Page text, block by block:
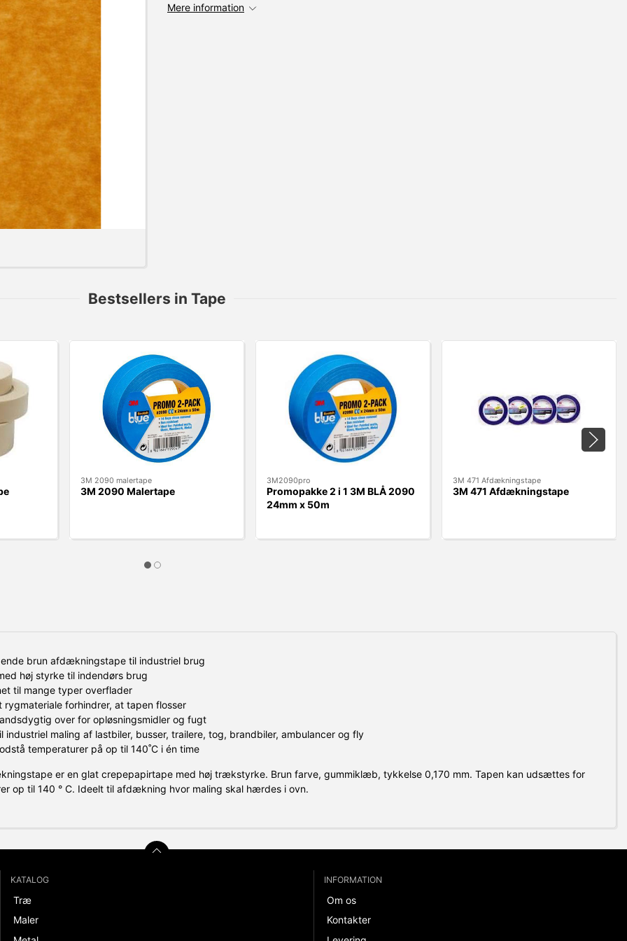
Mere information
Bestsellers in Tape
3M 2090 malertape
3M 2090 Malertape
3M2090pro
Promopakke 2 i 1 3M BLÅ 2090
24mm x 50m
3M 471 Afdækningstape
3M 471 Afdækningstape
brun afdækningstape til industriel brug
høj styrke til indendørs brug
til mange typer overflader
forhindrer, at tapen flosser
over for opløsningsmidler og fugt
industriel maling af lastbiler, busser, trailere, tog, brandbiler, ambulancer og fly
temperaturer på op til 140˚C i én time
er en glat crepepapirtape med høj trækstyrke. Brun farve, gummiklæb, tykkelse 0,170 mm. Tapen kan udsættes for
op til 140 ° C. Ideelt til afdækning hvor maling skal hærdes i ovn.
KATALOG
Træ
Maler
INFORMATION
Om os
Kontakter